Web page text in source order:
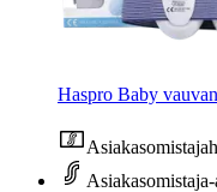
Haspro Baby